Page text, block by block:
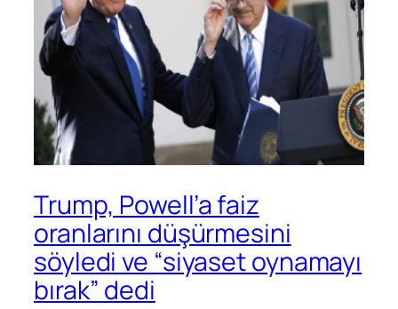
Trump, Powell’a faiz
oranlarını düşürmesini
söyledi ve “siyaset oynamayı
bırak” dedi